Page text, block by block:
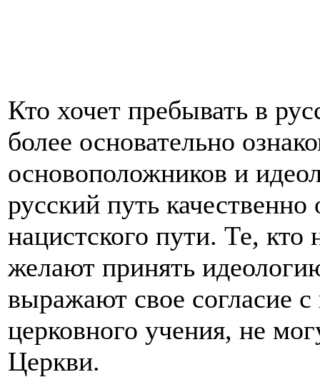
Кто хочет пребывать в
более основательно
основоположников и
русский путь качественно
нацистского пути. Те, кто
желают принять
выражают свое согласие
церковного учения, не
Церкви.